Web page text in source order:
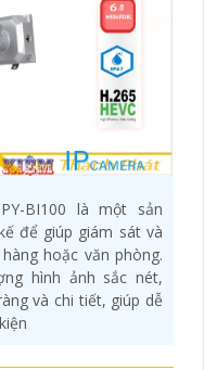
BI100 là một sản
để giúp giám sát và
hoặc văn phòng.
hình ảnh sắc nét,
và chi tiết, giúp dễ